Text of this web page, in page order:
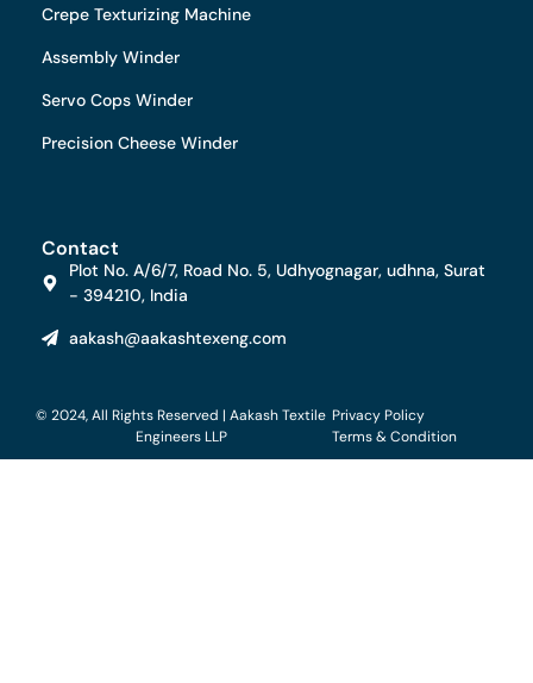
Crepe Texturizing Machine
Assembly Winder
Servo Cops Winder
Precision Cheese Winder
Contact
Plot No. A/6/7, Road No. 5, Udhyognagar, udhna, Surat
- 394210, India
aakash@aakashtexeng.com
© 2024, All Rights Reserved | Aakash Textile
Engineers LLP
Privacy Policy
Terms & Condition